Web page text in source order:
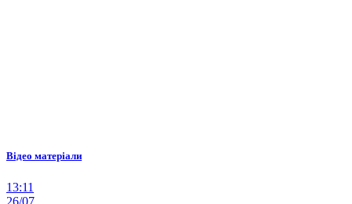
Відео матеріали
13:11
26/07